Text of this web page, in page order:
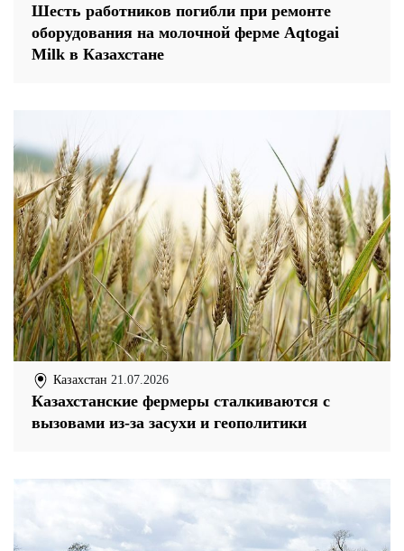
Шесть работников погибли при ремонте
оборудования на молочной ферме Aqtogai
Milk в Казахстане
Казахстан 21.07.2026
Казахстанские фермеры сталкиваются с
вызовами из-за засухи и геополитики